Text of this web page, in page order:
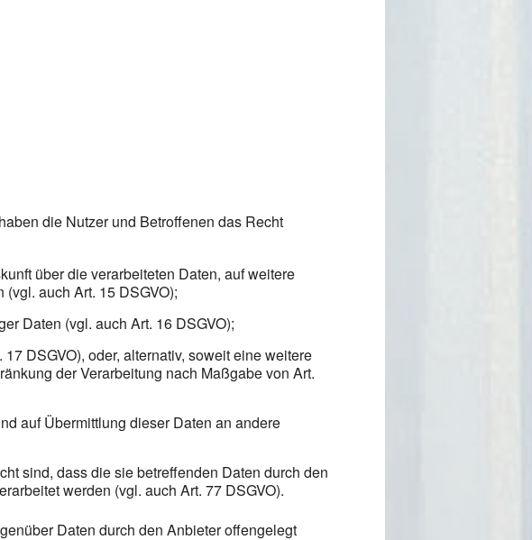
die Nutzer und Betroffenen das Recht
über die verarbeiteten Daten, auf weitere
auch Art. 15 DSGVO);
Daten (vgl. auch Art. 16 DSGVO);
DSGVO), oder, alternativ, soweit eine weitere
der Verarbeitung nach Maßgabe von Art.
auf Übermittlung dieser Daten an andere
sind, dass die sie betreffenden Daten durch den
werden (vgl. auch Art. 77 DSGVO).
Daten durch den Anbieter offengelegt